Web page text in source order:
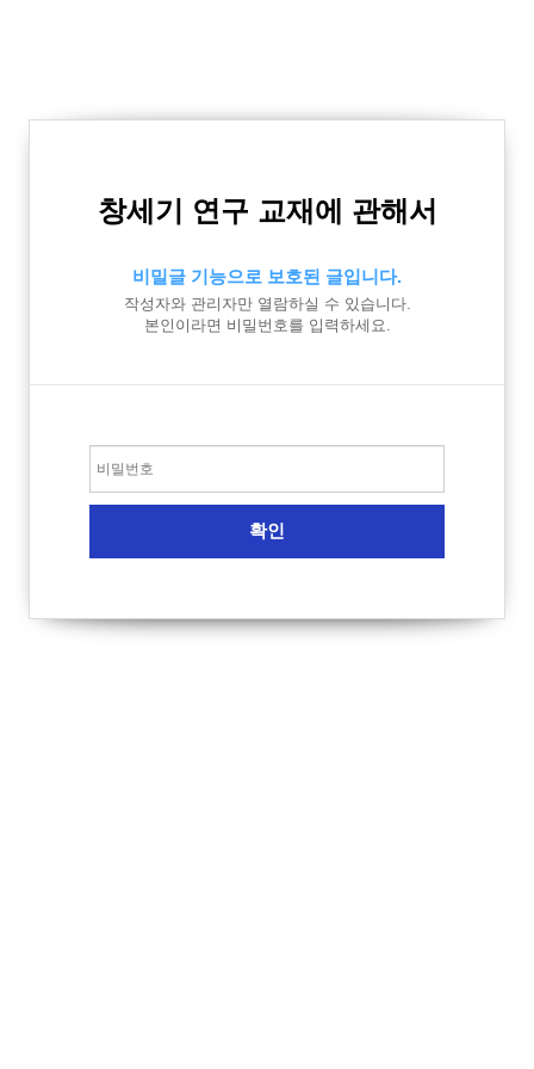
창세기 연구 교재에 관해서
비밀글 기능으로 보호된 글입니다.
작성자와 관리자만 열람하실 수 있습니다.
본인이라면 비밀번호를 입력하세요.